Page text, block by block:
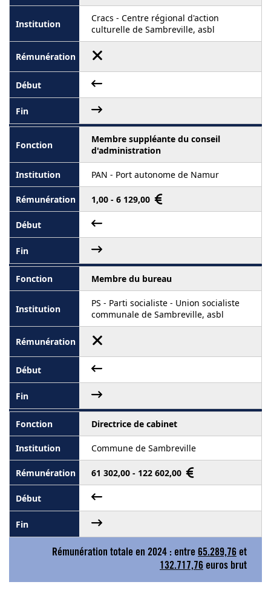
Cracs - Centre régional d'action
culturelle de Sambreville, asbl
Membre suppléante du conseil
d'administration
PAN - Port autonome de Namur
1,00 - 6 129,00
Membre du bureau
PS - Parti socialiste - Union socialiste
communale de Sambreville, asbl
Directrice de cabinet
Commune de Sambreville
61 302,00 - 122 602,00
Rémunération totale en 2024 : entre 65.289,76 et
132.717,76 euros brut